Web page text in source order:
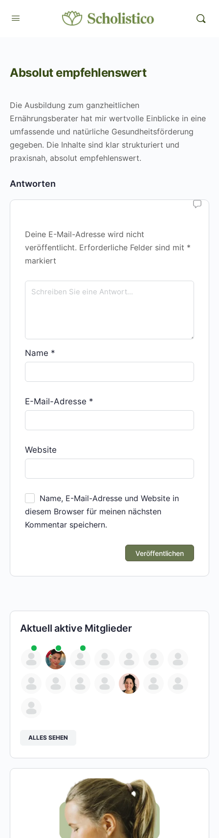
Absolut empfehlenswert
Die Ausbildung zum ganzheitlichen
Ernährungsberater hat mir wertvolle Einblicke in eine
umfassende und natürliche Gesundheitsförderung
gegeben. Die Inhalte sind klar strukturiert und
praxisnah, absolut empfehlenswert.
Antworten
Deine E-Mail-Adresse wird nicht
veröffentlicht. Erforderliche Felder sind mit *
markiert
Name *
E-Mail-Adresse *
Website
Name, E-Mail-Adresse und Website in
diesem Browser für meinen nächsten
Kommentar speichern.
Aktuell aktive Mitglieder
ALLES SEHEN